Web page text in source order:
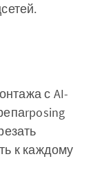
с AI-
к каждому